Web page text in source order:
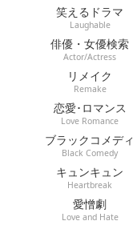
笑えるドラマ
Laughable
俳優・女優検索
Actor/Actress
リメイク
Remake
恋愛･ロマンス
Love Romance
ブラックコメディ
Black Comedy
キュンキュン
Heartbreak
愛憎劇
Love and Hate